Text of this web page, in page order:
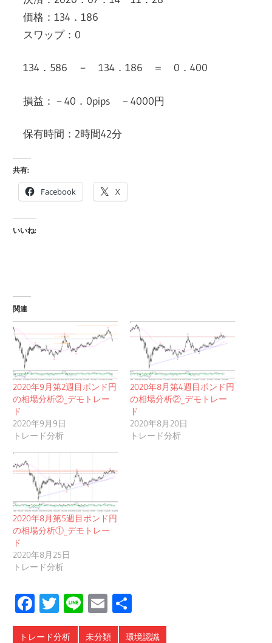
価格：134．186
スワップ：0
134．586 － 134．186 ＝ 0．400
損益：－40．0pips －4000円
保有時間：2時間42分
共有:
Facebook X
いいね:
関連
2020年9月第2週目ポンド円
の相場分析②_デモトレー
ド
2020年9月9日
トレード分析
2020年8月第4週目ポンド円
の相場分析②_デモトレー
ド
2020年8月20日
トレード分析
2020年8月第5週目ポンド円
の相場分析①_デモトレー
ド
2020年8月25日
トレード分析
Facebook
Twitter
LineEmail
有
トレード分析 未分類 環境認識